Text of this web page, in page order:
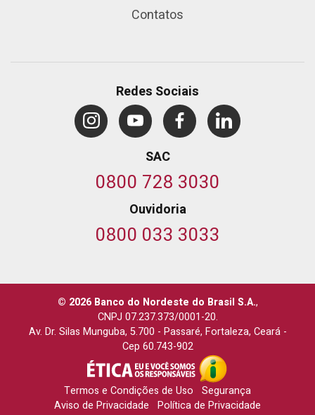
Contatos
Redes Sociais
SAC
0800 728 3030
Ouvidoria
0800 033 3033
© 2026 Banco do Nordeste do Brasil S.A.,
CNPJ 07.237.373/0001-20.
Av. Dr. Silas Munguba, 5.700 - Passaré, Fortaleza, Ceará-
Cep 60.743-902
Termos e Condições de Uso
Segurança
Aviso de Privacidade
Política de Privacidade